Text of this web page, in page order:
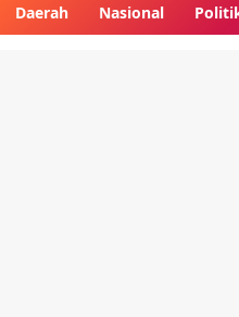
Daerah Nasional